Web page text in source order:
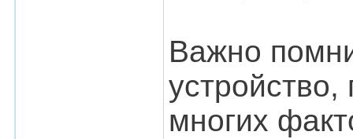
Важно
устройство,
многих